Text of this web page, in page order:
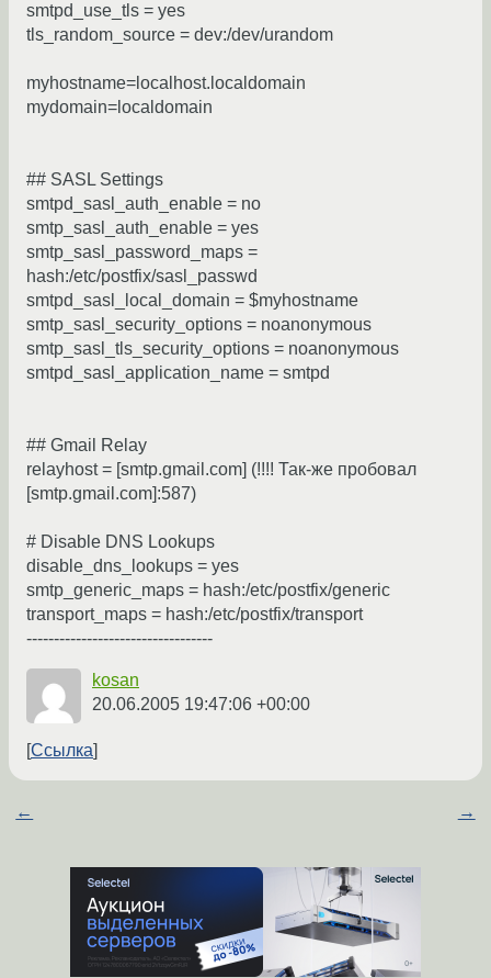
smtpd_use_tls = yes
tls_random_source = dev:/dev/urandom
myhostname=localhost.localdomain
mydomain=localdomain
## SASL Settings
smtpd_sasl_auth_enable = no
smtp_sasl_auth_enable = yes
smtp_sasl_password_maps =
hash:/etc/postfix/sasl_passwd
smtpd_sasl_local_domain = $myhostname
smtp_sasl_security_options = noanonymous
smtp_sasl_tls_security_options = noanonymous
smtpd_sasl_application_name = smtpd
## Gmail Relay
relayhost = [smtp.gmail.com] (!!!! Так-же пробовал
[smtp.gmail.com]:587)
# Disable DNS Lookups
disable_dns_lookups = yes
smtp_generic_maps = hash:/etc/postfix/generic
transport_maps = hash:/etc/postfix/transport
----------------------------------
kosan
20.06.2005 19:47:06 +00:00
Ссылка
← →